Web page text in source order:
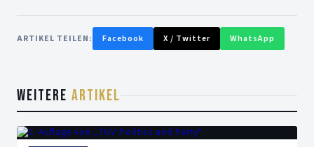
ARTIKEL TEILEN: Facebook X / Twitter WhatsApp
WEITERE ARTIKEL